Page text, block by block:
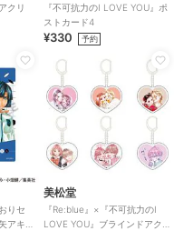
クリ
『不可抗力のI LOVE YOU』ポ
ストカード4
¥330 予約
りセ
アキ
美松堂
『Re:blue』×『不可抗力のI
LOVE YOU』ブラインドアク